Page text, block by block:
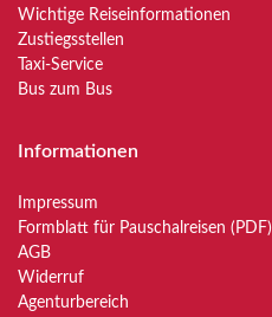
Wichtige Reiseinformationen
Zustiegsstellen
Taxi-Service
Bus zum Bus
Informationen
Impressum
Formblatt für Pauschalreisen (PDF)
AGB
Widerruf
Agenturbereich